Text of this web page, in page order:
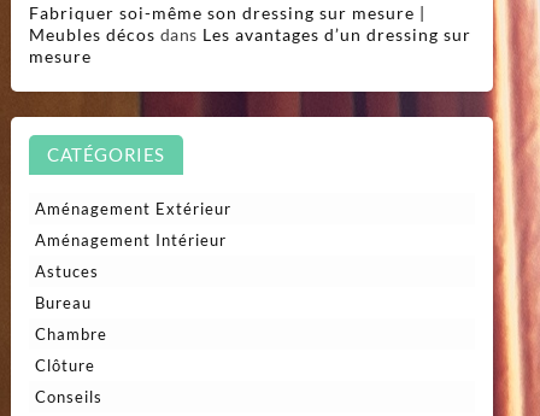
Fabriquer soi-même son dressing sur mesure |
Meubles décos dans Les avantages d’un dressing sur
mesure
CATÉGORIES
Aménagement Extérieur
Aménagement Intérieur
Astuces
Bureau
Chambre
Clôture
Conseils